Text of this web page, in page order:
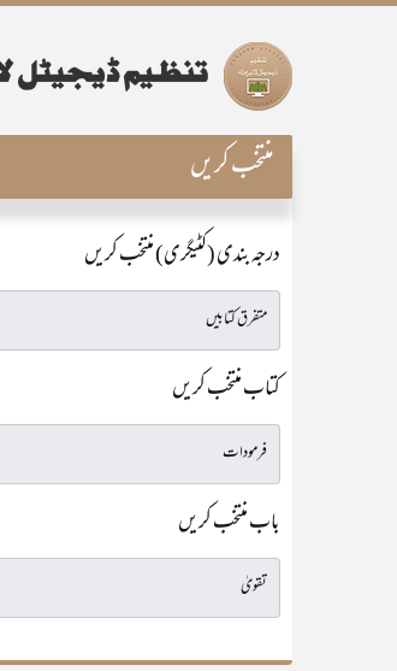
منتخب کریں
درجہ بندی (کٹیگری) منتخب کریں
کتاب منتخب کریں
باب منتخب کریں